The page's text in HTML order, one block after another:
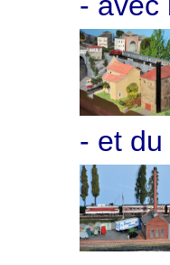
- avec
- et